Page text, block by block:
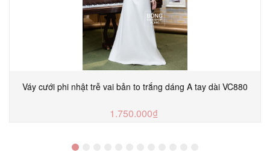
Váy cưới phi nhật trễ vai bản to trắng dáng A tay dài VC880
1.750.000₫